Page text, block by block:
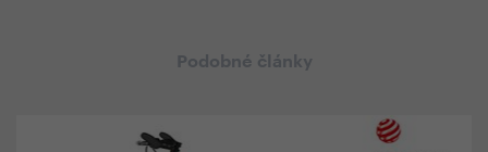
Podobné články